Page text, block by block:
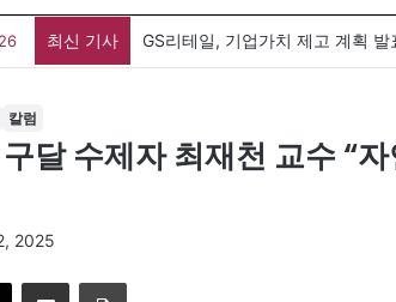
최신 기사
칼럼
달 수제자 최재천 교수 “
2025
X 이메일 인쇄